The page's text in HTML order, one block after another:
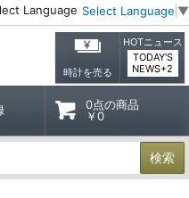
Language Select Language ▼
時計を売る
HOTニュース
TODAY'S
NEWS+2
0点の商品
￥0
検索